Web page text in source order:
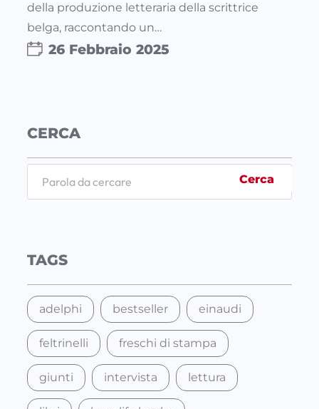
della produzione letteraria della scrittrice
belga, raccontando un…
26 Febbraio 2025
CERCA
c
Cerca
TAGS
adelphi bestseller einaudi
feltrinelli freschi di stampa
giunti intervista lettura